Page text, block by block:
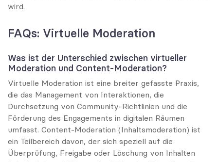
wird.
FAQs: Virtuelle Moderation
Was ist der Unterschied zwischen virtueller
Moderation und Content-Moderation?
Virtuelle Moderation ist eine breiter gefasste Praxis,
die das Management von Interaktionen, die
Durchsetzung von Community-Richtlinien und die
Förderung des Engagements in digitalen Räumen
umfasst. Content-Moderation (Inhaltsmoderation) ist
ein Teilbereich davon, der sich speziell auf die
Überprüfung, Freigabe oder Löschung von Inhalten